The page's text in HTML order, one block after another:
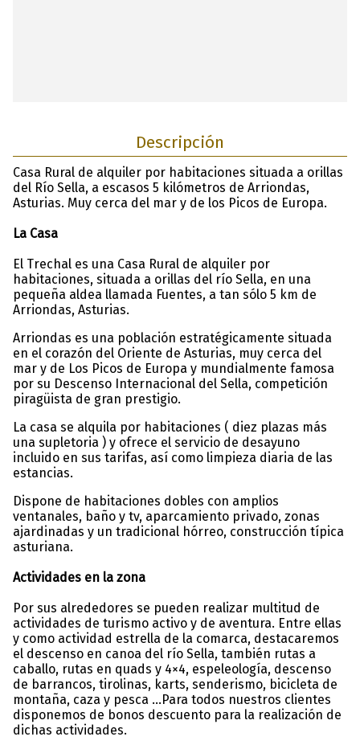
Descripción
Casa Rural de alquiler por habitaciones situada a orillas
del Río Sella, a escasos 5 kilómetros de Arriondas,
Asturias. Muy cerca del mar y de los Picos de Europa.
La Casa
El Trechal es una Casa Rural de alquiler por
habitaciones, situada a orillas del río Sella, en una
pequeña aldea llamada Fuentes, a tan sólo 5 km de
Arriondas, Asturias.
Arriondas es una población estratégicamente situada
en el corazón del Oriente de Asturias, muy cerca del
mar y de Los Picos de Europa y mundialmente famosa
por su Descenso Internacional del Sella, competición
piragüista de gran prestigio.
La casa se alquila por habitaciones ( diez plazas más
una supletoria ) y ofrece el servicio de desayuno
incluido en sus tarifas, así como limpieza diaria de las
estancias.
Dispone de habitaciones dobles con amplios
ventanales, baño y tv, aparcamiento privado, zonas
ajardinadas y un tradicional hórreo, construcción típica
asturiana.
Actividades en la zona
Por sus alrededores se pueden realizar multitud de
actividades de turismo activo y de aventura. Entre ellas
y como actividad estrella de la comarca, destacaremos
el descenso en canoa del río Sella, también rutas a
caballo, rutas en quads y 4×4, espeleología, descenso
de barrancos, tirolinas, karts, senderismo, bicicleta de
montaña, caza y pesca …Para todos nuestros clientes
disponemos de bonos descuento para la realización de
dichas actividades.